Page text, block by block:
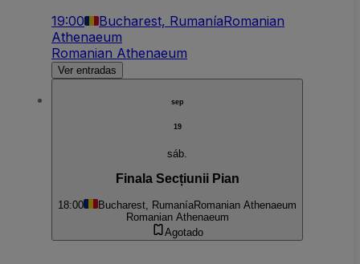
19:00 Bucharest, RumaníaRomanian
Athenaeum
Romanian Athenaeum
Ver entradas
sep
19
sáb.
Finala Secțiunii Pian
18:00 Bucharest, RumaníaRomanian Athenaeum
Romanian Athenaeum
Agotado